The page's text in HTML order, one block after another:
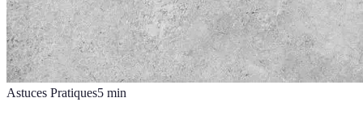
Astuces Pratiques5 min